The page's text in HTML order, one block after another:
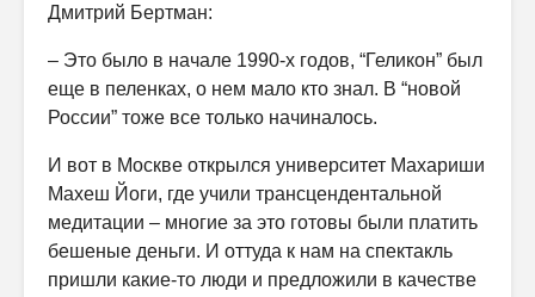
Дмитрий Бертман:
– Это было в начале 1990-х годов, “Геликон” был
еще в пеленках, о нем мало кто знал. В “новой
России” тоже все только начиналось.
И вот в Москве открылся университет Махариши
Махеш Йоги, где учили трансцендентальной
медитации – многие за это готовы были платить
бешеные деньги. И оттуда к нам на спектакль
пришли какие-то люди и предложили в качестве